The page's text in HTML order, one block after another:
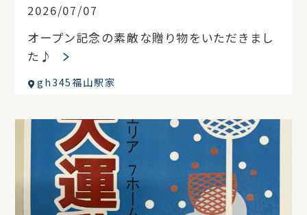
2026/07/07
オープン記念の素敵な贈り物をいただきまし
た♪
gh345福山駅家